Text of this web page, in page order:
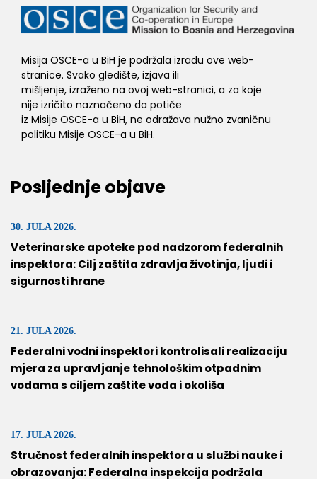
Misija OSCE-a u BiH je podržala izradu ove web-
stranice. Svako gledište, izjava ili
mišljenje, izraženo na ovoj web-stranici, a za koje
nije izričito naznačeno da potiče
iz Misije OSCE-a u BiH, ne odražava nužno zvaničnu
politiku Misije OSCE-a u BiH.
Posljednje objave
30. JULA 2026.
Veterinarske apoteke pod nadzorom federalnih
inspektora: Cilj zaštita zdravlja životinja, ljudi i
sigurnosti hrane
21. JULA 2026.
Federalni vodni inspektori kontrolisali realizaciju
mjera za upravljanje tehnološkim otpadnim
vodama s ciljem zaštite voda i okoliša
17. JULA 2026.
Stručnost federalnih inspektora u službi nauke i
obrazovanja: Federalna inspekcija podržala